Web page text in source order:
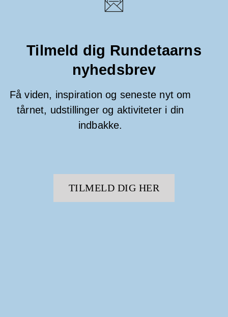
Tilmeld dig Rundetaarns
nyhedsbrev
Få viden, inspiration og seneste nyt om
tårnet, udstillinger og aktiviteter i din
indbakke.
TILMELD DIG HER